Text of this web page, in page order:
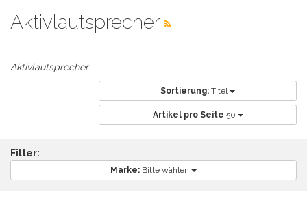
Aktivlautsprecher
Aktivlautsprecher
Sortierung: Titel
Artikel pro Seite 50
Filter:
Marke: Bitte wählen